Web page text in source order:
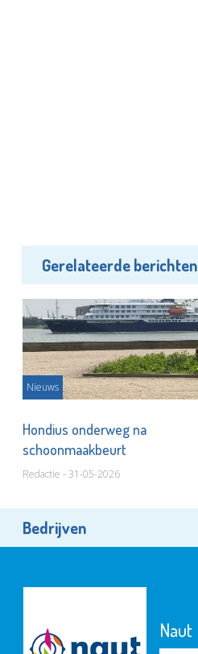
Gerelateerde berichten
Nieuws
Hondius onderweg na
schoonmaakbeurt
Redactie - 31-05-2026
Bedrijven
Naut